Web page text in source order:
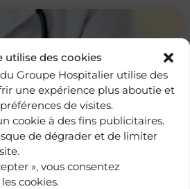
utilise des cookies
Groupe Hospitalier utilise des
une expérience plus aboutie et
de visites.
cookie à des fins publicitaires.
de dégrader et de limiter
», vous consentez
cookies.